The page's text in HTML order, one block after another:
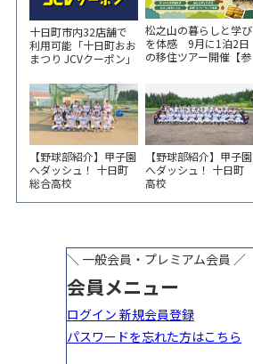
十日町市内32店舗で
利用可能「十日町おお
まつり JCVクーポン」
い！
松之山の暮らしと学び
を体感 9月に1泊2日
の移住ツアー開催【参
【野球部紹介】甲子園
へダッシュ！ 十日町
総合高校
【野球部紹介】甲子園
へダッシュ！ 十日町
高校